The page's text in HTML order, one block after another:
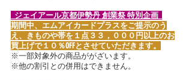
  ジェイアール京都伊勢丹 創業祭 特別企画
期間中、エムアイカードプラスをご提示のう
え、きものや帯を１点３３，０００円以上のお
買上げで１０％OFFとさせていただきます。
※一部対象外の商品ががざいます。
※他の割引との併用はできません。